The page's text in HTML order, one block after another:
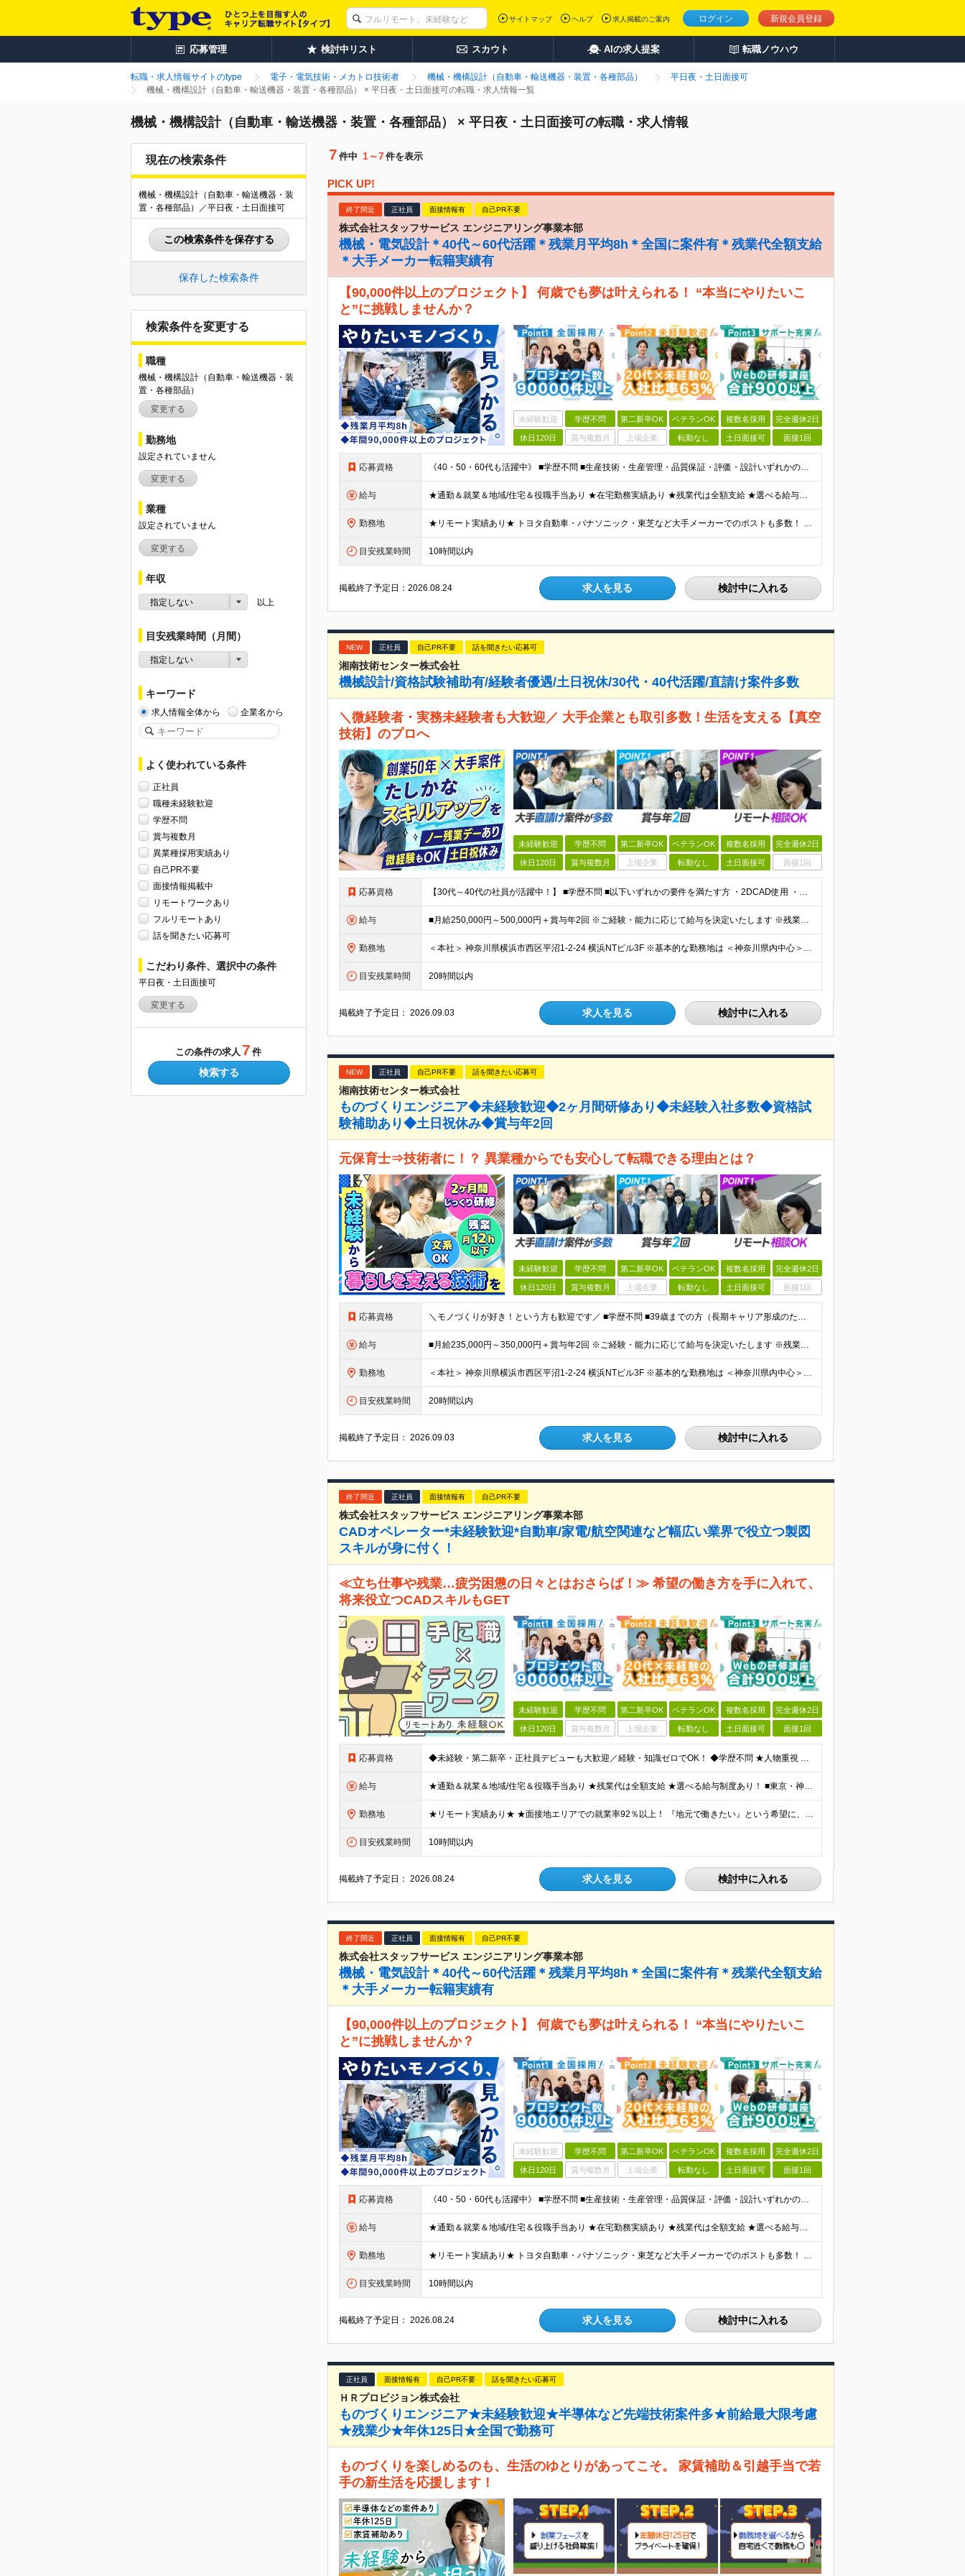
ログイン 新規会員登録
サイトマップ ヘルプ 求人掲載のご案内
応募管理 検討中リスト スカウト AIの求人提案 転職ノウハウ
転職・求人情報サイトのtype 電子・電気技術・メカトロ技術者 機械・機構設計（自動車・輸送機器・装置・各種部品）
平日夜・土日面接可
機械・機構設計（自動車・輸送機器・装置・各種部品） × 平日夜・土日面接可の転職・求人情報一覧
機械・機構設計（自動車・輸送機器・装置・各種部品） × 平日夜・土日面接可の転職・求人情報
現在の検索条件
機械・機構設計（自動車・輸送機器・装
置・各種部品）／平日夜・土日面接可
この検索条件を保存する
保存した検索条件
検索条件を変更する
職種
機械・機構設計（自動車・輸送機器・装
置・各種部品）
変更する
勤務地
設定されていません
変更する
業種
設定されていません
変更する
年収
指定しない 以上
目安残業時間（月間）
指定しない
キーワード
求人情報全体から 企業名から
よく使われている条件
正社員
職種未経験歓迎
学歴不問
賞与複数月
異業種採用実績あり
自己PR不要
面接情報掲載中
リモートワークあり
フルリモートあり
話を聞きたい応募可
こだわり条件、選択中の条件
平日夜・土日面接可
変更する
この条件の求人 7 件
検索する
7 件中 1～7件を表示
PICK UP!
終了間近 正社員 面接情報有 自己PR不要
株式会社スタッフサービス エンジニアリング事業本部
機械・電気設計＊40代～60代活躍＊残業月平均8h＊全国に案件有＊残業代全額支給
＊大手メーカー転籍実績有
【90,000件以上のプロジェクト】 何歳でも夢は叶えられる！ “本当にやりたいこ
と”に挑戦しませんか？
未経験歓迎 学歴不問 第二新卒OK ベテランOK 複数名採用 完全週休2日
休日120日 賞与複数月 上場企業 転勤なし 土日面接可 面接1回
応募資格 《40・50・60代も活躍中》 ■学歴不問 ■生産技術・生産管理・品質保証・評価・設計いずれかの実務経験をお持ちの方 ▽こんな方にオススメです！▽ 「経験を活かして幅広いプロジェクトに携わりたい」
給与 ★通勤＆就業＆地域/住宅＆役職手当あり ★在宅勤務実績あり ★残業代は全額支給 ★選べる給与制度あり！ ■東京・神奈川・千葉・埼玉勤務の場合 月給24.5万円～55万円＋諸手当 （残業代は全額支給）
勤務地 ★リモート実績あり★ トヨタ自動車・パナソニック・東芝など大手メーカーでのポストも多数！ 全国の取引先での就業となります（沖縄を除く） 『地元で働きたい』という希望に、業界トップクラス約7,00
目安残業時間 10時間以内
掲載終了予定日：2026.08.24 求人を見る 検討中に入れる
NEW 正社員 自己PR不要 話を聞きたい応募可
湘南技術センター株式会社
機械設計/資格試験補助有/経験者優遇/土日祝休/30代・40代活躍/直請け案件多数
＼微経験者・実務未経験者も大歓迎／ 大手企業とも取引多数！生活を支える【真空
技術】のプロへ
未経験歓迎 学歴不問 第二新卒OK ベテランOK 複数名採用 完全週休2日
休日120日 賞与複数月 上場企業 転勤なし 土日面接可 面接1回
応募資格 【30代～40代の社員が活躍中！】 ■学歴不問 ■以下いずれかの要件を満たす方 ・2DCAD使用 ・何かしらの図面を書いていた方 ・製造スタッフ経験 ・理系の学校の卒業出身の方（工業高校なども含む）
給与 ■月給250,000円～500,000円＋賞与年2回 ※ご経験・能力に応じて給与を決定いたします ※残業が発生した場合は別途全額支給いたします ※試用期間3ヶ月（条件変更なし）
勤務地 ＜本社＞ 神奈川県横浜市西区平沼1-2-24 横浜NTビル3F ※基本的な勤務地は ＜神奈川県内中心＞となります。 ---------------------------------- 万が一、派遣
目安残業時間 20時間以内
掲載終了予定日：2026.09.03 求人を見る 検討中に入れる
NEW 正社員 自己PR不要 話を聞きたい応募可
湘南技術センター株式会社
ものづくりエンジニア◆未経験歓迎◆2ヶ月間研修あり◆未経験入社多数◆資格試
験補助あり◆土日祝休み◆賞与年2回
元保育士⇒技術者に！？ 異業種からでも安心して転職できる理由とは？
未経験歓迎 学歴不問 第二新卒OK ベテランOK 複数名採用 完全週休2日
休日120日 賞与複数月 上場企業 転勤なし 土日面接可 面接1回
応募資格 ＼モノづくりが好き！という方も歓迎です／ ■学歴不問 ■39歳までの方（長期キャリア形成のため） ■未経験歓迎！ ………………………………… 教育制度が整っているため、 完全未経験、文系出身の方も 安
給与 ■月給235,000円～350,000円＋賞与年2回 ※ご経験・能力に応じて給与を決定いたします ※残業が発生した場合は別途全額支給いたします ※試用期間3ヶ月（条件変更なし）
勤務地 ＜本社＞ 神奈川県横浜市西区平沼1-2-24 横浜NTビル3F ※基本的な勤務地は ＜神奈川県内中心＞となります。 ---------------------------------- 万が一、派遣
目安残業時間 20時間以内
掲載終了予定日：2026.09.03 求人を見る 検討中に入れる
終了間近 正社員 面接情報有 自己PR不要
株式会社スタッフサービス エンジニアリング事業本部
CADオペレーター*未経験歓迎*自動車/家電/航空関連など幅広い業界で役立つ製図
スキルが身に付く！
≪立ち仕事や残業…疲労困憊の日々とはおさらば！≫ 希望の働き方を手に入れて、
将来役立つCADスキルもGET
未経験歓迎 学歴不問 第二新卒OK ベテランOK 複数名採用 完全週休2日
休日120日 賞与複数月 上場企業 転勤なし 土日面接可 面接1回
応募資格 ◆未経験・第二新卒・正社員デビューも大歓迎／経験・知識ゼロでOK！ ◆学歴不問 ★人物重視 ★入社前の経験・スキルはゼロでOK CADの基本的な知識・操作経験がある方は歓迎します。 地方在住の方も
給与 ★通勤＆就業＆地域/住宅＆役職手当あり ★残業代は全額支給 ★選べる給与制度あり！ ■東京・神奈川・千葉・埼玉勤務の場合 月給24.5万円～55万円＋諸手当 （残業代は全額支給） (20,000円の
勤務地 ★リモート実績あり★ ★面接地エリアでの就業率92％以上！ 『地元で働きたい』という希望に、業界トップクラス約7,000件の取引事業所数、90,000件以上のプロジェクトから検討をいたします。 全
目安残業時間 10時間以内
掲載終了予定日：2026.08.24 求人を見る 検討中に入れる
終了間近 正社員 面接情報有 自己PR不要
株式会社スタッフサービス エンジニアリング事業本部
機械・電気設計＊40代～60代活躍＊残業月平均8h＊全国に案件有＊残業代全額支給
＊大手メーカー転籍実績有
【90,000件以上のプロジェクト】 何歳でも夢は叶えられる！ “本当にやりたいこ
と”に挑戦しませんか？
未経験歓迎 学歴不問 第二新卒OK ベテランOK 複数名採用 完全週休2日
休日120日 賞与複数月 上場企業 転勤なし 土日面接可 面接1回
応募資格 《40・50・60代も活躍中》 ■学歴不問 ■生産技術・生産管理・品質保証・評価・設計いずれかの実務経験をお持ちの方 ▽こんな方にオススメです！▽ 「経験を活かして幅広いプロジェクトに携わりたい」
給与 ★通勤＆就業＆地域/住宅＆役職手当あり ★在宅勤務実績あり ★残業代は全額支給 ★選べる給与制度あり！ ■東京・神奈川・千葉・埼玉勤務の場合 月給24.5万円～55万円＋諸手当 （残業代は全額支給）
勤務地 ★リモート実績あり★ トヨタ自動車・パナソニック・東芝など大手メーカーでのポストも多数！ 全国の取引先での就業となります（沖縄を除く） 『地元で働きたい』という希望に、業界トップクラス約7,00
目安残業時間 10時間以内
掲載終了予定日：2026.08.24 求人を見る 検討中に入れる
正社員 面接情報有 自己PR不要 話を聞きたい応募可
ＨＲプロビジョン株式会社
ものづくりエンジニア★未経験歓迎★半導体など先端技術案件多★前給最大限考慮
★残業少★年休125日★全国で勤務可
ものづくりを楽しめるのも、生活のゆとりがあってこそ。 家賃補助＆引越手当で若
手の新生活を応援します！